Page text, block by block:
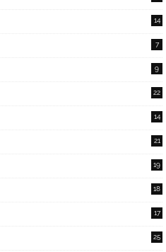
14
7
9
22
14
21
19
18
17
25